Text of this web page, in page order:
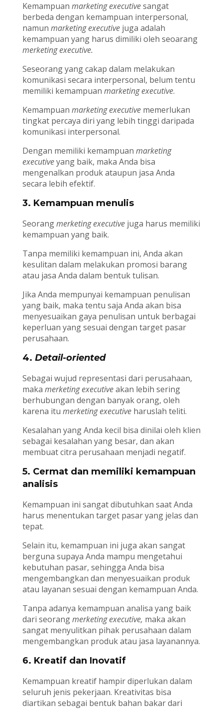
Kemampuan marketing executivesangat
berbeda dengan kemampuan interpersonal,
namun marketing executivejuga adalah
kemampuan yang harus dimiliki oleh seoarang
merketing executive.
Seseorang yang cakap dalam melakukan
komunikasi secara interpersonal, belum tentu
memiliki kemampuan marketing executive.
Kemampuan marketing executivememerlukan
tingkat percaya diri yang lebih tinggi daripada
komunikasi interpersonal.
Dengan memiliki kemampuan marketing
executiveyang baik, maka Anda bisa
mengenalkan produk ataupun jasa Anda
secara lebih efektif.
3. Kemampuan menulis
Seorangmerketing executive juga harus memiliki
kemampuan yang baik.
Tanpa memiliki kemampuan ini, Anda akan
kesulitan dalam melakukan promosi barang
atau jasa Anda dalam bentuk tulisan.
Jika Anda mempunyai kemampuan penulisan
yang baik, maka tentu saja Anda akan bisa
menyesuaikan gaya penulisan untuk berbagai
keperluan yang sesuai dengan target pasar
perusahaan.
4. Detail-oriented
Sebagai wujud representasi dari perusahaan,
maka merketing executiveakan lebih sering
berhubungan dengan banyak orang, oleh
karena itu merketing executive haruslah teliti.
Kesalahan yang Anda kecil bisa dinilai oleh klien
sebagai kesalahan yang besar, dan akan
membuat citra perusahaan menjadi negatif.
5. Cermat dan memiliki kemampuan
analisis
Kemampuan ini sangat dibutuhkan saat Anda
harus menentukan target pasar yang jelas dan
tepat.
Selain itu, kemampuan ini juga akan sangat
berguna supaya Anda mampu mengetahui
kebutuhan pasar, sehingga Anda bisa
mengembangkan dan menyesuaikan produk
atau layanan sesuai dengan kemampuan Anda.
Tanpa adanya kemampuan analisa yang baik
dari seorangmerketing executive, maka akan
sangat menyulitkan pihak perusahaan dalam
mengembangkan produk atau jasa layanannya.
6. Kreatif dan Inovatif
Kemampuan kreatif hampir diperlukan dalam
seluruh jenis pekerjaan. Kreativitas bisa
diartikan sebagai bentuk bahan bakar dari